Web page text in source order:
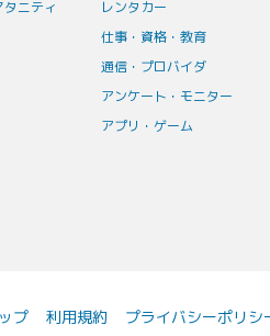
ニティ
レンタカー
仕事・資格・教育
通信・プロバイダ
アンケート・モニター
アプリ・ゲーム
プ 利用規約
プライバシーポリシ